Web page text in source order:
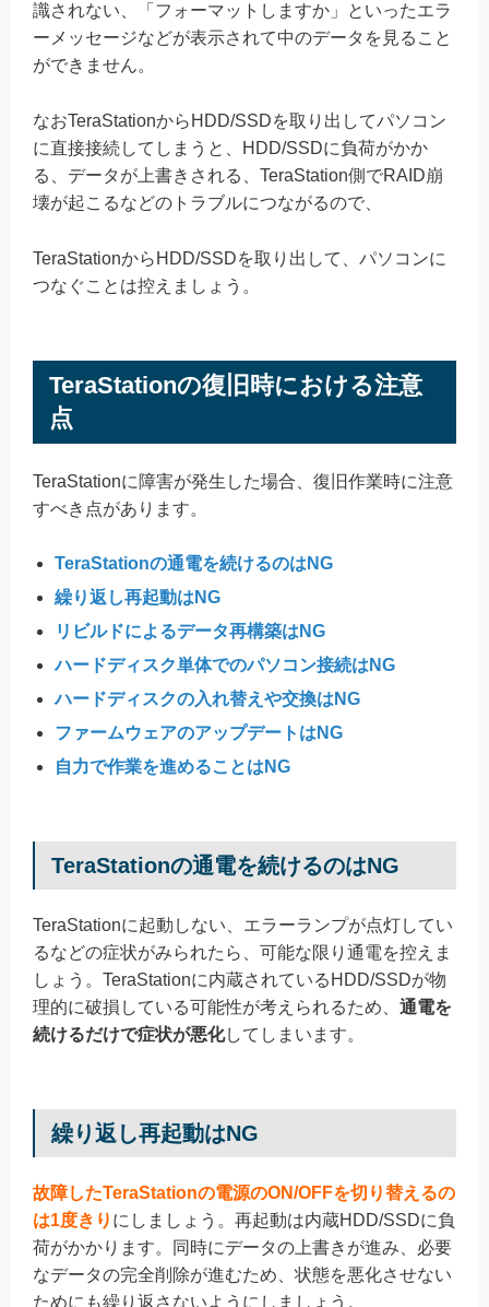
識されない、「フォーマットしますか」といったエラ
ーメッセージなどが表示されて中のデータを見ること
ができません。
なおTeraStationからHDD/SSDを取り出してパソコン
に直接接続してしまうと、HDD/SSDに負荷がかか
る、データが上書きされる、TeraStation側でRAID崩
壊が起こるなどのトラブルにつながるので、
TeraStationからHDD/SSDを取り出して、パソコンに
つなぐことは控えましょう。
TeraStationの復旧時における注意
点
TeraStationに障害が発生した場合、復旧作業時に注意
すべき点があります。
TeraStationの通電を続けるのはNG
繰り返し再起動はNG
リビルドによるデータ再構築はNG
ハードディスク単体でのパソコン接続はNG
ハードディスクの入れ替えや交換はNG
ファームウェアのアップデートはNG
自力で作業を進めることはNG
TeraStationの通電を続けるのはNG
TeraStationに起動しない、エラーランプが点灯してい
るなどの症状がみられたら、可能な限り通電を控えま
しょう。TeraStationに内蔵されているHDD/SSDが物
理的に破損している可能性が考えられるため、 通電を
続けるだけで症状が悪化してしまいます。
繰り返し再起動はNG
故障したTeraStationの電源のON/OFFを切り替えるの
は1度きり にしましょう。再起動は内蔵HDD/SSDに負
荷がかかります。同時にデータの上書きが進み、必要
なデータの完全削除が進むため、状態を悪化させない
ためにも繰り返さないようにしましょう。